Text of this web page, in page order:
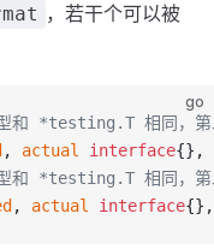
，若干个可以被
go
*testing.T 相同，第二
, actual interface{},
*testing.T 相同，第二
, actual interface